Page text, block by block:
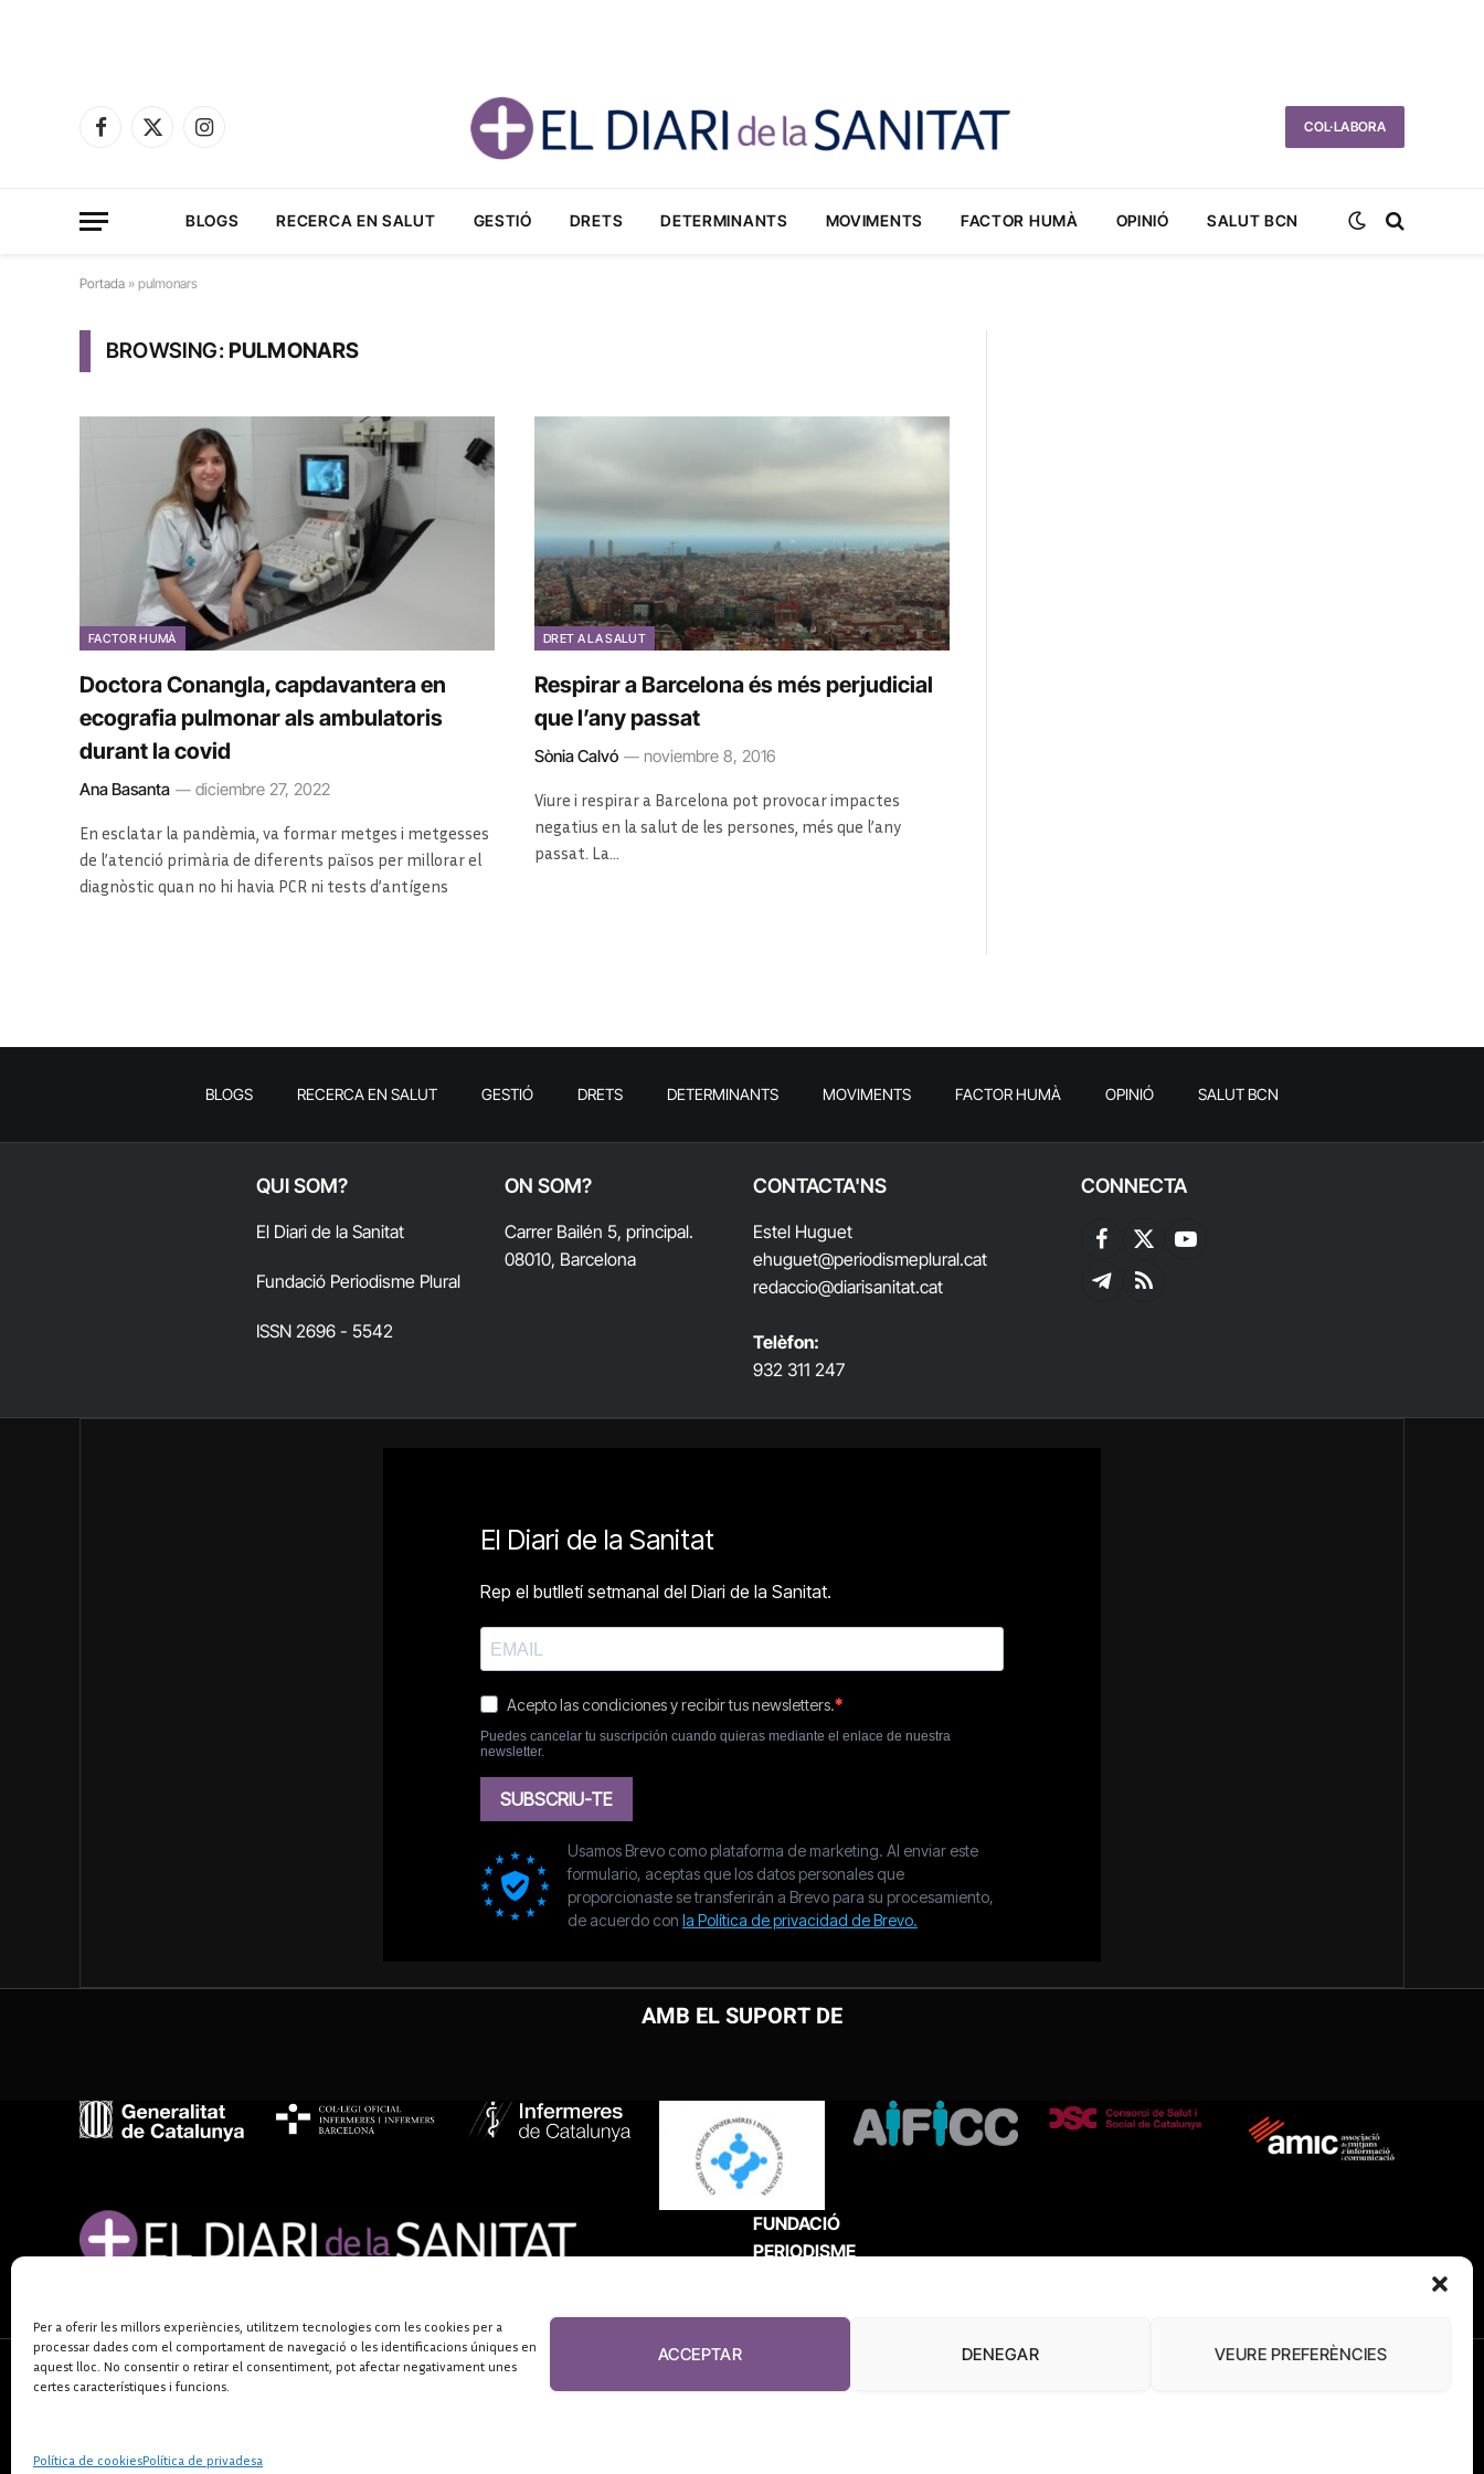
Per a oferir les millors experiències, utilitzem tecnologies com les cookies per a
processar dades com el comportament de navegació o les identificacions úniques en
aquest lloc. No consentir o retirar el consentiment, pot afectar negativament unes
certes característiques i funcions.
ACCEPTAR DENEGAR VEURE PREFERÈNCIES
Política de cookiesPolítica de privadesa
Facebook
X
Instagram
COL·LABORA
BLOGS RECERCA EN SALUT GESTIÓ DRETS DETERMINANTS MOVIMENTS FACTOR HUMÀ OPINIÓ SALUT BCN
Portada » pulmonars
BROWSING:PULMONARS
FACTOR HUMÀ
Doctora Conangla, capdavantera en
ecografia pulmonar als ambulatoris
durant la covid
Ana Basanta diciembre 27, 2022
En esclatar la pandèmia, va formar metges i metgesses
de l’atenció primària de diferents països per millorar el
diagnòstic quan no hi havia PCR ni tests d’antígens
DRET A LA SALUT
Respirar a Barcelona és més perjudicial
que l’any passat
Sònia Calvó noviembre 8, 2016
Viure i respirar a Barcelona pot provocar impactes
negatius en la salut de les persones, més que l’any
passat. La…
BLOGS RECERCA EN SALUT GESTIÓ DRETS DETERMINANTS MOVIMENTS FACTOR HUMÀ OPINIÓ SALUT BCN
QUI SOM?
El Diari de la Sanitat
Fundació Periodisme Plural
ISSN 2696 - 5542
ON SOM?
Carrer Bailén 5, principal.
08010, Barcelona
CONTACTA'NS
Estel Huguet
ehuguet@periodismeplural.cat
redaccio@diarisanitat.cat
Telèfon:
932 311 247
CONNECTA
Facebook
X
(Twitter)
YouTube
TelegramRSS
AMB EL SUPORT DE
FUNDACIÓ
PERIODISME